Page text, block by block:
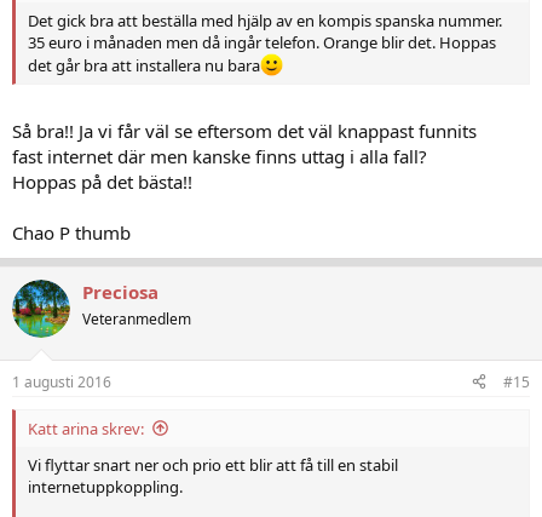
Det gick bra att beställa med hjälp av en kompis spanska nummer.
35 euro i månaden men då ingår telefon. Orange blir det. Hoppas
det går bra att installera nu bara
Så bra!! Ja vi får väl se eftersom det väl knappast funnits
fast internet där men kanske finns uttag i alla fall?
Hoppas på det bästa!!
Chao P thumb
Preciosa
Veteranmedlem
1 augusti 2016 #15
Katt arina skrev:
Vi flyttar snart ner och prio ett blir att få till en stabil
internetuppkoppling.